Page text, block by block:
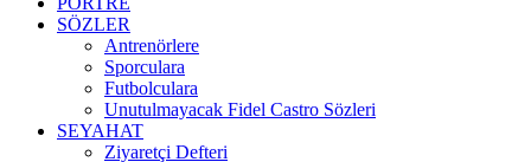
SÖZLER
Antrenörlere
Sporculara
Futbolculara
Unutulmayacak Fidel Castro Sözleri
SEYAHAT
Ziyaretçi Defteri